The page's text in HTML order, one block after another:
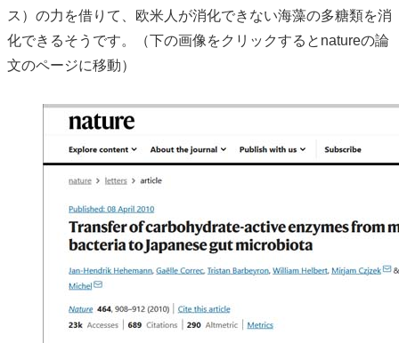
ス）の力を借りて、欧米人が消化できない海藻の多糖類を消
化できるそうです。（下の画像をクリックするとnatureの論
文のページに移動）